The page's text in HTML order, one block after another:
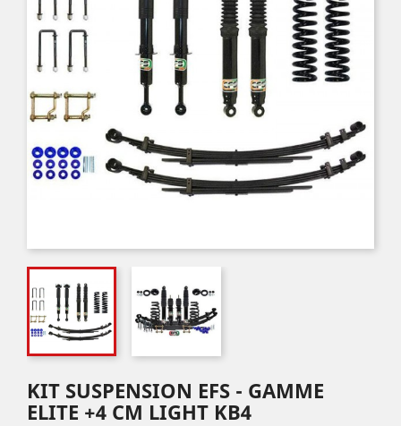
KIT SUSPENSION EFS - GAMME
ELITE +4 CM LIGHT KB4